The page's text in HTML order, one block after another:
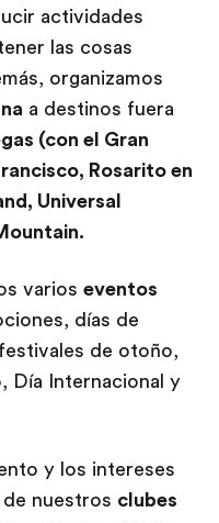
actividades
las cosas
organizamos
a destinos fuera
(con el Gran
Rosarito en
Universal
varios eventos
días de
de otoño,
Día Internacional y
y los intereses
nuestros clubes